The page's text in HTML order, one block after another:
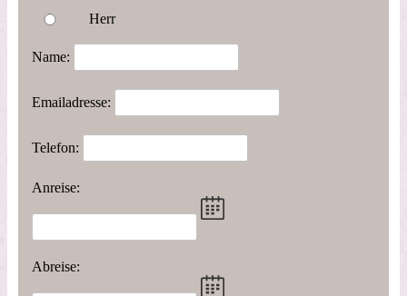
Herr
Name:
Emailadresse:
Telefon:
Anreise:
Abreise: